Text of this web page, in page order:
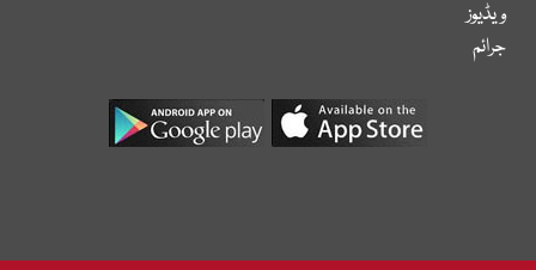
ویڈیوز
جرائم